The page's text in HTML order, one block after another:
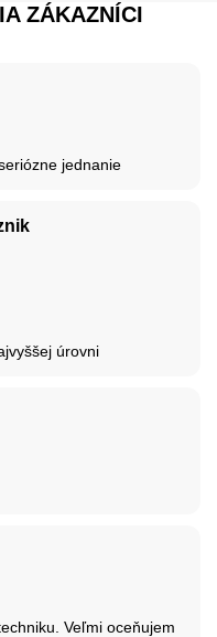
ZÁKAZNÍCI
jednanie
úrovni
Veľmi oceňujem